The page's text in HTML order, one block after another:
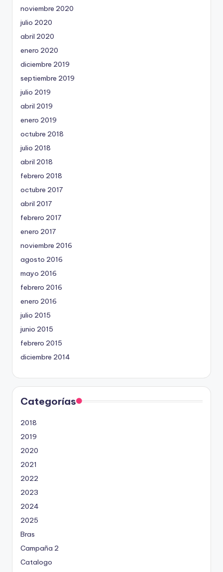
noviembre 2020
julio 2020
abril 2020
enero 2020
diciembre 2019
septiembre 2019
julio 2019
abril 2019
enero 2019
octubre 2018
julio 2018
abril 2018
febrero 2018
octubre 2017
abril 2017
febrero 2017
enero 2017
noviembre 2016
agosto 2016
mayo 2016
febrero 2016
enero 2016
julio 2015
junio 2015
febrero 2015
diciembre 2014
Categorías
2018
2019
2020
2021
2022
2023
2024
2025
Bras
Campaña 2
Catalogo